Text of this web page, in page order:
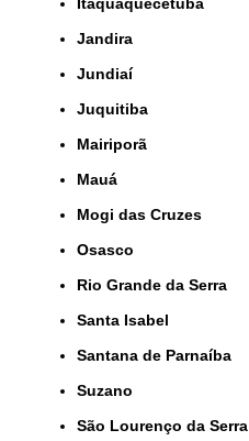
Itaquaquecetuba
Jandira
Jundiaí
Juquitiba
Mairiporã
Mauá
Mogi das Cruzes
Osasco
Rio Grande da Serra
Santa Isabel
Santana de Parnaíba
Suzano
São Lourenço da Serra